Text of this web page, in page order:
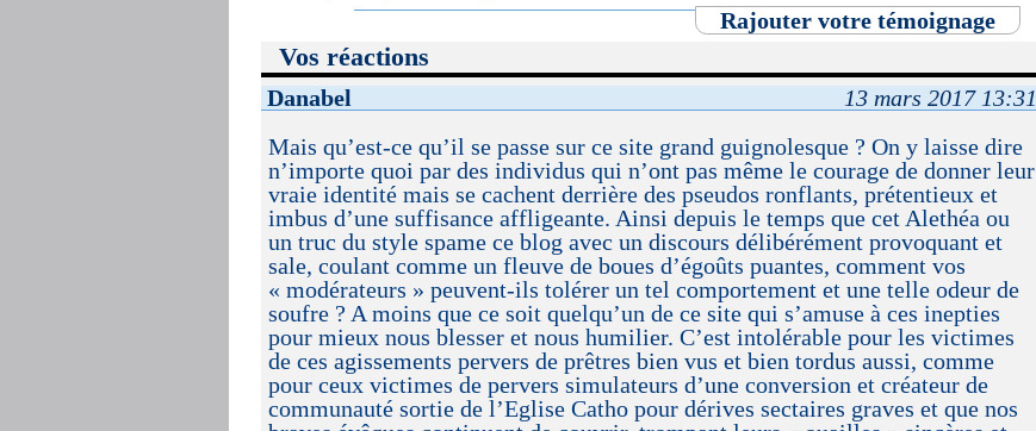
Rajouter votre témoignage
Vos réactions
Danabel
13 mars 2017 13:31
Mais qu’est-ce qu’il se passe sur ce site grand guignolesque ? On y laisse dire
n’importe quoi par des individus qui n’ont pas même le courage de donner leur
vraie identité mais se cachent derrière des pseudos ronflants, prétentieux et
imbus d’une suffisance affligeante. Ainsi depuis le temps que cet Alethéa ou
un truc du style spame ce blog avec un discours délibérément provoquant et
sale, coulant comme un fleuve de boues d’égoûts puantes, comment vos
« modérateurs » peuvent-ils tolérer un tel comportement et une telle odeur de
soufre ? A moins que ce soit quelqu’un de ce site qui s’amuse à ces inepties
pour mieux nous blesser et nous humilier. C’est intolérable pour les victimes
de ces agissements pervers de prêtres bien vus et bien tordus aussi, comme
pour ceux victimes de pervers simulateurs d’une conversion et créateur de
communauté sortie de l’Eglise Catho pour dérives sectaires graves et que nos